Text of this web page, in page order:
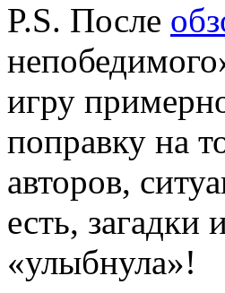
P.S. После
игру
поправку на
авторов,
есть,
«улыбнула»!